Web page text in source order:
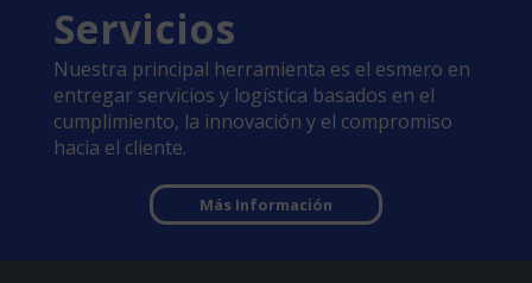
Servicios
Nuestra principal herramienta es el esmero en
entregar servicios y logística basados en el
cumplimiento, la innovación y el compromiso
hacia el cliente.
Más Información